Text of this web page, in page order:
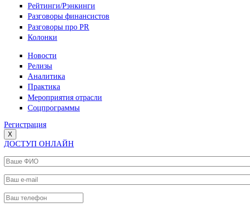
Рейтинги/Рэнкинги
Разговоры финансистов
Разговоры про PR
Колонки
Новости
Релизы
Аналитика
Практика
Мероприятия отрасли
Соцпрограммы
Регистрация
X
ДОСТУП ОНЛАЙН
Ваше ФИО
Ваш e-mail
Ваш телефон